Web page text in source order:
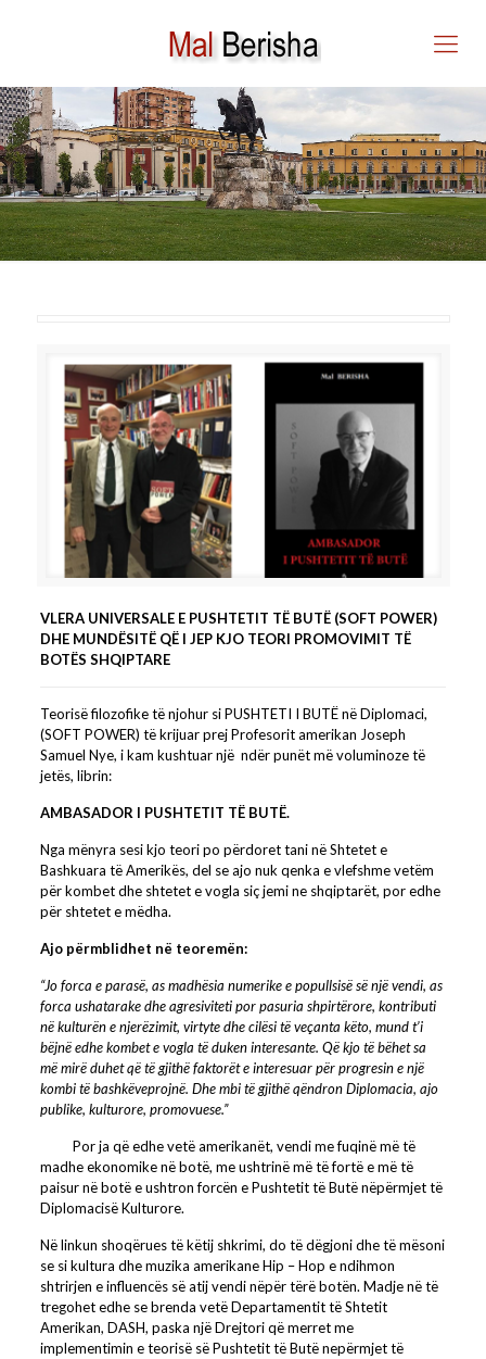
MAL BERISHA: VLERA
UNIVERSALE E PUSHTETIT
TË BUTË – (SOFT POWER)
VLERA UNIVERSALE E PUSHTETIT TË BUTË (SOFT POWER)
DHE MUNDËSITË QË I JEP KJO TEORI PROMOVIMIT TË
BOTËS SHQIPTARE
Teorisë filozofike të njohur si PUSHTETI I BUTË në Diplomaci,
(SOFT POWER) të krijuar prej Profesorit amerikan Joseph
Samuel Nye, i kam kushtuar një ndër punët më voluminoze të
jetës, librin:
AMBASADOR I PUSHTETIT TË BUTË.
Nga mënyra sesi kjo teori po përdoret tani në Shtetet e
Bashkuara të Amerikës, del se ajo nuk qenka e vlefshme vetëm
për kombet dhe shtetet e vogla siç jemi ne shqiptarët, por edhe
për shtetet e mëdha.
Ajo përmblidhet në teoremën:
“Jo forca e parasë, as madhësia numerike e popullsisë së një vendi, as
forca ushatarake dhe agresiviteti por pasuria shpirtërore, kontributi
në kulturën e njerëzimit, virtyte dhe cilësi të veçanta këto, mund t’i
bëjnë edhe kombet e vogla të duken interesante. Që kjo të bëhet sa
më mirë duhet që të gjithë faktorët e interesuar për progresin e një
kombi të bashkëveprojnë. Dhe mbi të gjithë qëndron Diplomacia, ajo
publike, kulturore, promovuese.”
Por ja që edhe vetë amerikanët, vendi me fuqinë më të
madhe ekonomike në botë, me ushtrinë më të fortë e më të
paisur në botë e ushtron forcën e Pushtetit të Butë nëpërmjet të
Diplomacisë Kulturore.
Në linkun shoqërues të këtij shkrimi, do të dëgjoni dhe të mësoni
se si kultura dhe muzika amerikane Hip – Hop e ndihmon
shtrirjen e influencës së atij vendi nëpër tërë botën. Madje në të
tregohet edhe se brenda vetë Departamentit të Shtetit
Amerikan, DASH, paska një Drejtori që merret me
implementimin e teorisë së Pushtetit të Butë nepërmjet të